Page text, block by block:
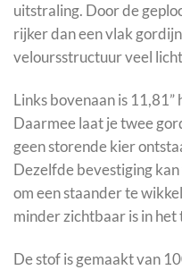
uitstraling. Door de
rijker dan een vlak
veloursstructuur veel
Links bovenaan is
Daarmee laat je twee
geen storende kier
Dezelfde bevestiging
om een staander te
minder zichtbaar is in
De stof is gemaakt van